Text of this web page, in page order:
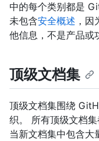
中的每个类别都是
未包含安全概述 ，
他信息，不是产品或
顶级文档集
顶级文档集围绕
织。 所有顶级文档
当新文档集中包含大